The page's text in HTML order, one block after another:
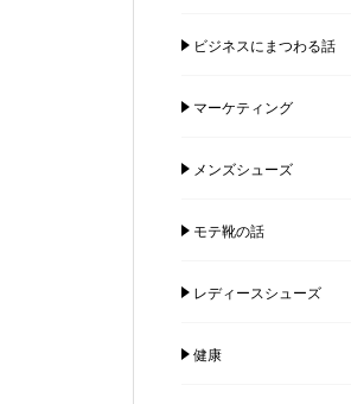
ビジネスにまつわる話
マーケティング
メンズシューズ
モテ靴の話
レディースシューズ
健康